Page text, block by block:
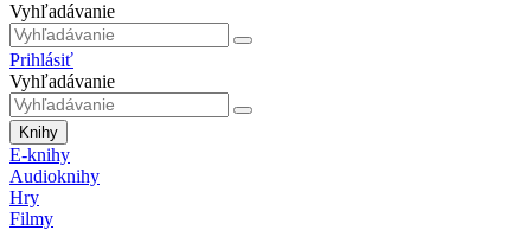
Vyhľadávanie
Prihlásiť
Vyhľadávanie
Knihy
E-knihy
Audioknihy
Hry
Filmy